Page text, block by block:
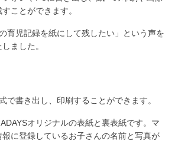
ことができます。
育児記録を紙にして残したい」という声を
ました。
で書き出し、印刷することができます。
オリジナルの表紙と裏表紙です。マ
に登録しているお子さんの名前と写真が